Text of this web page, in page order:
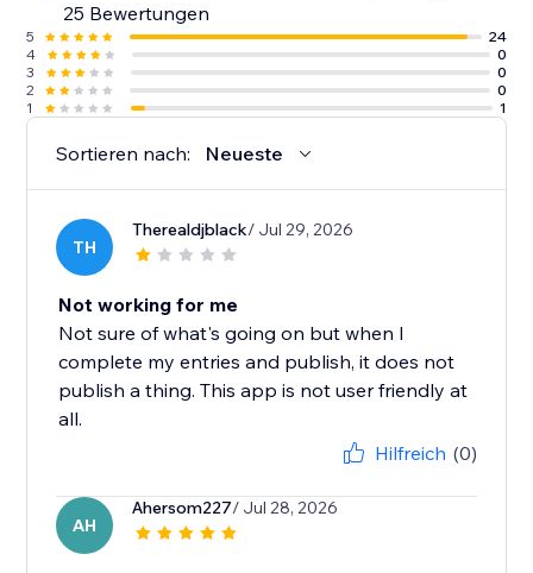
25 Bewertungen
5
24
4
0
3
0
2
0
1
1
Sortieren nach: Neueste
TH
Therealdjblack/ Jul 29, 2026
Not working for me
Not sure of what's going on but when I
complete my entries and publish, it does not
publish a thing. This app is not user friendly at
all.
Hilfreich (0)
AH
Ahersom227/ Jul 28, 2026